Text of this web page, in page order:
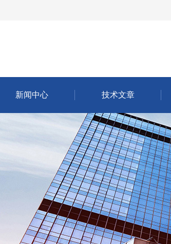
新闻中心 技术文章